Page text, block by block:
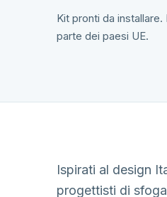
Kit pronti da
parte dei paesi UE.
Ispirati al design
progettisti di